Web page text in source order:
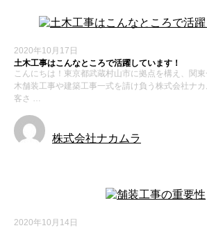
2020年10月17日
土木工事はこんなところで活躍しています！
こんにちは！東京都武蔵村山市に拠点を構え、関
木舗装工事や建築工事一式を請け負う株式会社ナ
客さ …
株式会社ナカムラ
2020年10月14日